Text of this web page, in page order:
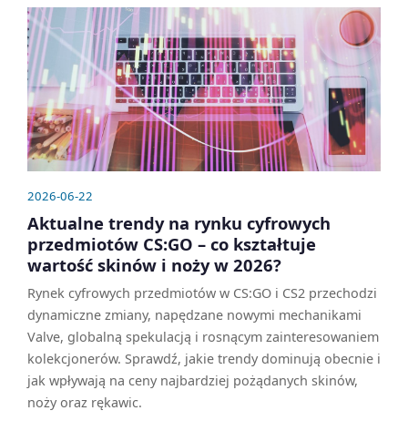
2026-06-22
Aktualne trendy na rynku cyfrowych
przedmiotów CS:GO – co kształtuje
wartość skinów i noży w 2026?
Rynek cyfrowych przedmiotów w CS:GO i CS2 przechodzi
dynamiczne zmiany, napędzane nowymi mechanikami
Valve, globalną spekulacją i rosnącym zainteresowaniem
kolekcjonerów. Sprawdź, jakie trendy dominują obecnie i
jak wpływają na ceny najbardziej pożądanych skinów,
noży oraz rękawic.